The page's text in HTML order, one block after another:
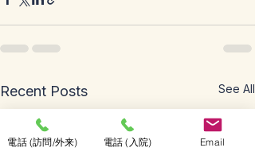
Recent Posts See All
電話 (訪問/外来) 電話 (入院) Email